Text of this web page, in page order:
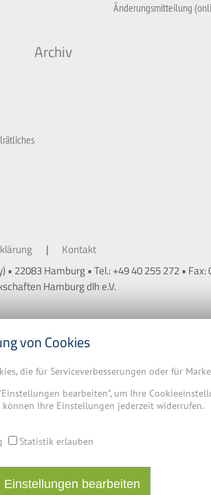
Änderungsmitteilung
Archiv
Kontakt
22083 Hamburg • Tel.: +49 40 255 272 •
Hamburg dlh e.V.
von Cookies
die für Serviceverbesserungen oder für
bearbeiten", um Ihre
Ihre Einstellungen jederzeit widerrufen.
Statistik erlauben
Einstellungen bearbeiten